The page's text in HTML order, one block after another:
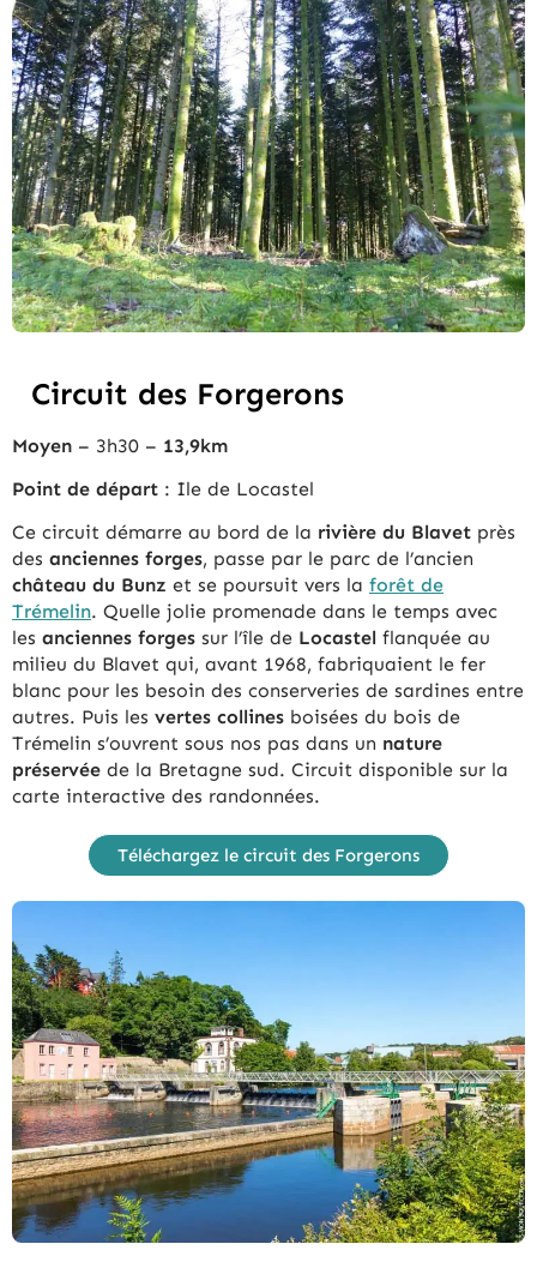
Circuit des Forgerons
Moyen – 3h30 – 13,9km
Point de départ : Ile de Locastel
Ce circuit démarre au bord de la rivière du Blavet près
des anciennes forges, passe par le parc de l’ancien
château du Bunz et se poursuit vers la forêt de
Trémelin. Quelle jolie promenade dans le temps avec
les anciennes forges sur l’île de Locastel flanquée au
milieu du Blavet qui, avant 1968, fabriquaient le fer
blanc pour les besoin des conserveries de sardines entre
autres. Puis les vertes collines boisées du bois de
Trémelin s’ouvrent sous nos pas dans un nature
préservée de la Bretagne sud. Circuit disponible sur la
carte interactive des randonnées.
Téléchargez le circuit des Forgerons